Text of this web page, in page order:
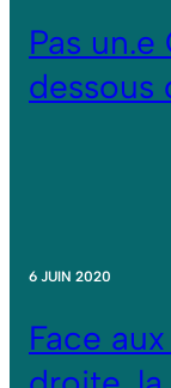
Pas
dessous
6 JUIN 2020
Face